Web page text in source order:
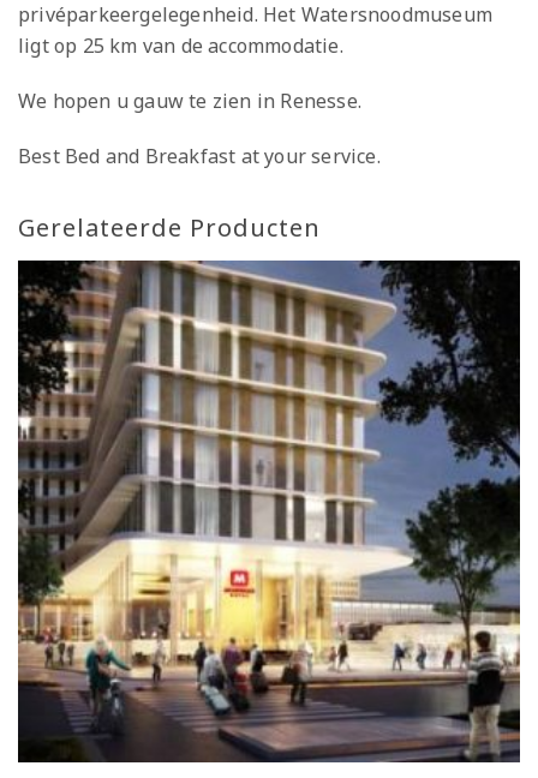
privéparkeergelegenheid. Het Watersnoodmuseum
ligt op 25 km van de accommodatie.
We hopen u gauw te zien in Renesse.
Best Bed and Breakfast at your service.
Gerelateerde Producten